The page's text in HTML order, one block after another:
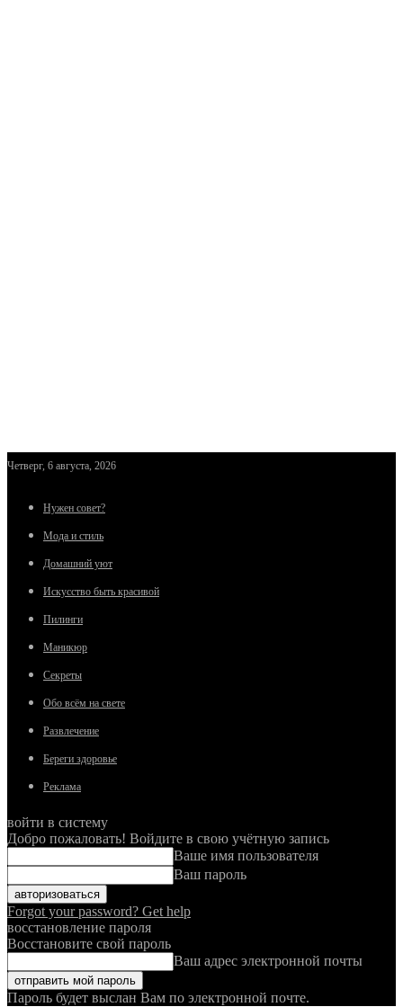
Четверг, 6 августа, 2026
Нужен совет?
Мода и стиль
Домашний уют
Искусство быть красивой
Пилинги
Маникюр
Секреты
Обо всём на свете
Развлечение
Береги здоровье
Реклама
войти в систему
Добро пожаловать! Войдите в свою учётную запись
Ваше имя пользователя
Ваш пароль
Forgot your password? Get help
восстановление пароля
Восстановите свой пароль
Ваш адрес электронной почты
Пароль будет выслан Вам по электронной почте.